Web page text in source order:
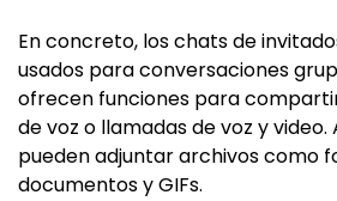
En concreto, los chats de
usados para conversaciones
ofrecen funciones para
de voz o llamadas de voz y video.
pueden adjuntar archivos como
documentos y GIFs.